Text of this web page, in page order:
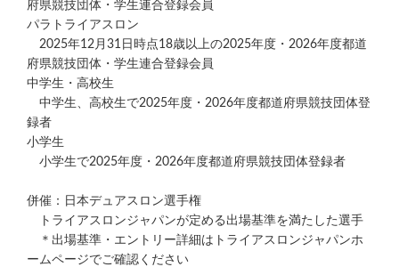
府県競技団体・学生連合登録会員
パラトライアスロン
2025年12月31日時点18歳以上の2025年度・2026年度都道
府県競技団体・学生連合登録会員
中学生・高校生
中学生、高校生で2025年度・2026年度都道府県競技団体登
録者
小学生
小学生で2025年度・2026年度都道府県競技団体登録者
併催：日本デュアスロン選手権
トライアスロンジャパンが定める出場基準を満たした選手
＊出場基準・エントリー詳細はトライアスロンジャパンホ
ームページでご確認ください